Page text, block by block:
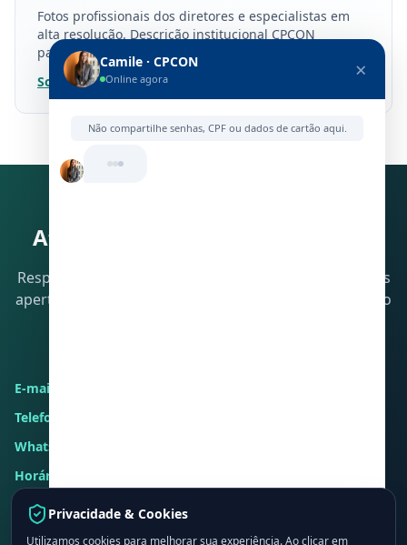
Fotos profissionais dos diretores e especialistas em
alta resolução. Descrição institucional CPCON
padronizada (150 e 300 palavras).
Solicitar pacote
Atendimento direto à imprensa
Resposta em até 4 horas em dias úteis. Para deadlines
apertados, use WhatsApp ou ligue diretamente. Nosso
E-mail:
Telefone:
WhatsApp:
Horário:
emergência fora desse horário mediante mensagem
WhatsApp.
Camile · CPCON
Online agora ×
Não compartilhe senhas, CPF ou dados de cartão aqui.
Privacidade & Cookies
Utilizamos cookies para melhorar sua experiência. Ao clicar em